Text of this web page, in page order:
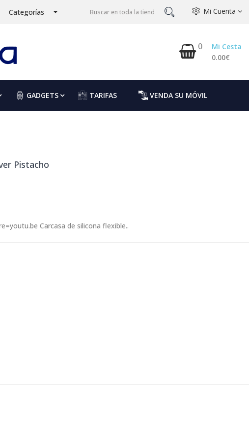
Categorías Mi Cuenta
0
Mi Cesta
0.00€
GADGETS TARIFAS VENDA SU MÓVIL
Pistacho
Carcasa de silicona flexible..